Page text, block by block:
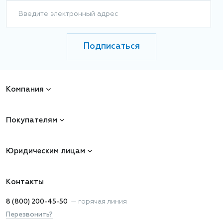
Введите электронный адрес
Подписаться
Компания
Покупателям
Юридическим лицам
Контакты
8 (800) 200-45-50 — горячая линия
Перезвонить?